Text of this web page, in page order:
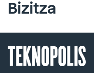
Bizitza
TEKNOPOLIS